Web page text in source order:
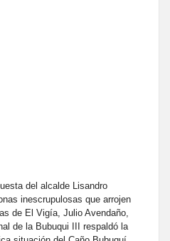
del alcalde Lisandro
inescrupulosas que arrojen
de El Vigía, Julio Avendaño,
de la Bubuqui III respaldó la